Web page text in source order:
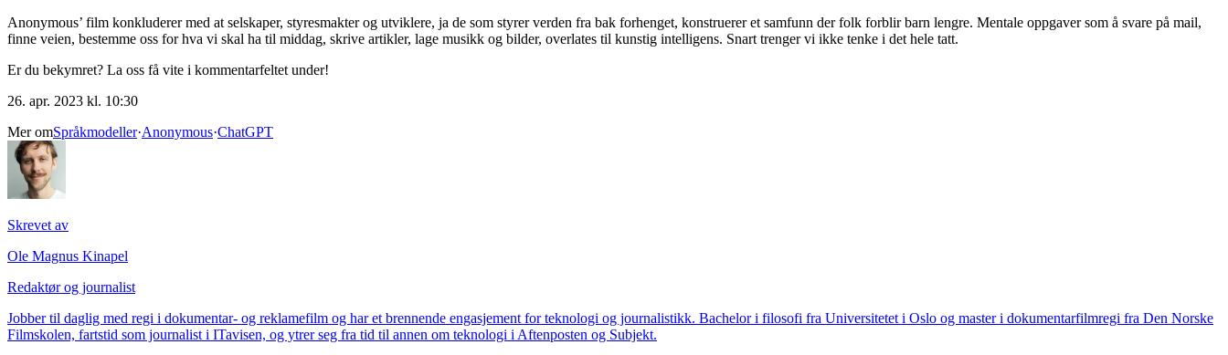
Anonymous’ film konkluderer med at selskaper, styresmakter og utviklere, ja de som styrer verden fra bak forhenget, konstruerer et samfunn der folk forblir barn lengre. Mentale oppgaver som å svare på mail,
finne veien, bestemme oss for hva vi skal ha til middag, skrive artikler, lage musikk og bilder, overlates til kunstig intelligens. Snart trenger vi ikke tenke i det hele tatt.
Er du bekymret? La oss få vite i kommentarfeltet under!
26. apr. 2023 kl. 10:30
Mer omSpråkmodeller·Anonymous·ChatGPT
Skrevet av
Ole Magnus Kinapel
Redaktør og journalist
Jobber til daglig med regi i dokumentar- og reklamefilm og har et brennende engasjement for teknologi og journalistikk. Bachelor i filosofi fra Universitetet i Oslo og master i dokumentarfilmregi fra Den Norske
Filmskolen, fartstid som journalist i ITavisen, og ytrer seg fra tid til annen om teknologi i Aftenposten og Subjekt.